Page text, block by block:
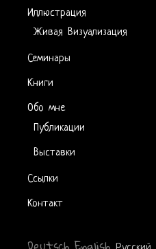
Иллюстрация
Живая Визуализация
Семинары
Книги
Обо мне
Публикации
Выставки
Ссылки
Контакт